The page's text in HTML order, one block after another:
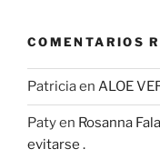
COMENTARIOS
Patriciaen ALOE
Patyen Rosanna
evitarse .